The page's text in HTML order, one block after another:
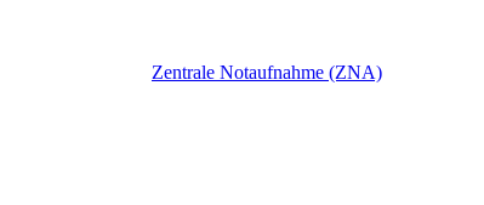
Zentrale Notaufnahme (ZNA)